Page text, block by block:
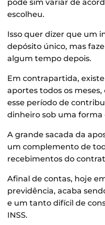
pode sim variar de
escolheu.
Isso quer dizer que um
depósito único, mas
algum tempo depois.
Em contrapartida,
aportes todos os
esse período de
dinheiro sob uma forma
A grande sacada da
um complemento de
recebimentos do
Afinal de contas, hoje
previdência, acaba
e um tanto difícil de
INSS.